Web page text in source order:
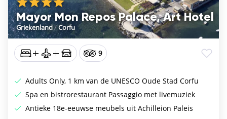
Mayor Mon Repos Palace, Art Hotel
Griekenland/Corfu
9
Adults Only, 1 km van de UNESCO Oude Stad Corfu
Spa en bistrorestaurant Passaggio met livemuziek
Antieke 18e-eeuwse meubels uit Achilleion Paleis